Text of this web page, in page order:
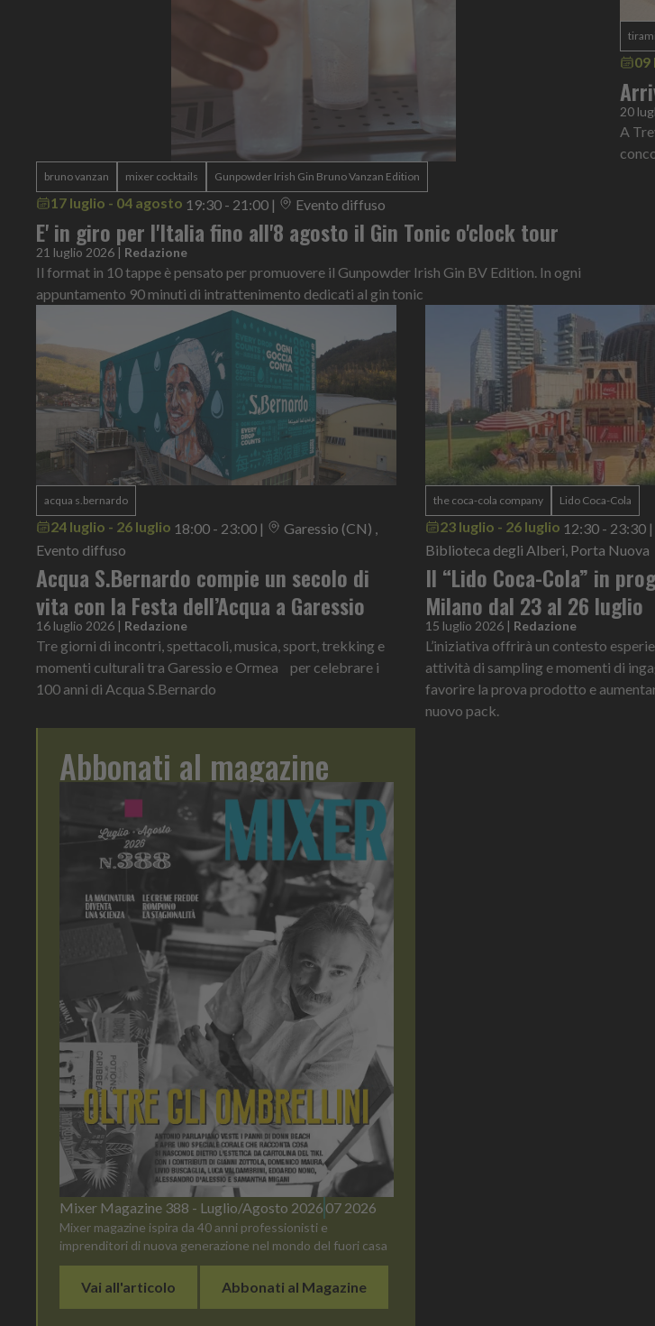
bruno vanzan mixer cocktails Gunpowder Irish Gin Bruno Vanzan Edition
17 luglio - 04 agosto 19:30 - 21:00 | Evento diffuso
E' in giro per l'Italia fino all'8 agosto il Gin Tonic o'clock tour
21 luglio 2026 | Redazione
Il format in 10 tappe è pensato per promuovere il Gunpowder Irish Gin BV Edition. In ogni
appuntamento 90 minuti di intrattenimento dedicati al gin tonic
09
20
A
acqua s.bernardo
24 luglio - 26 luglio 18:00 - 23:00 |
Garessio (CN) ,
Evento diffuso
Acqua S.Bernardo compie un secolo di
vita con la Festa dell’Acqua a Garessio
16 luglio 2026 | Redazione
Tre giorni di incontri, spettacoli, musica, sport, trekking e
momenti culturali tra Garessio e Ormea per celebrare i
100 anni di Acqua S.Bernardo
the coca-cola company Lido Coca-Cola
23 luglio - 26 luglio 12:30 - 23:30 |
Biblioteca degli Alberi, Porta Nuova
Il “Lido Coca-Cola” in
Milano dal 23 al 26 luglio
15 luglio 2026 | Redazione
L’iniziativa offrirà un contesto
attività di sampling e momenti di
favorire la prova prodotto e
nuovo pack.
Abbonati al magazine
Mixer Magazine 388 - Luglio/Agosto 2026 07 2026
Mixer magazine ispira da 40 anni professionisti e
imprenditori di nuova generazione nel mondo del fuori casa
Vai all'articolo Abbonati al Magazine